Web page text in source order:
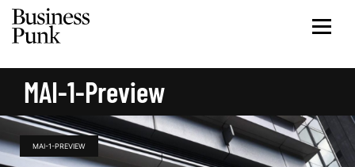
MAI-1-Preview
MAI-1-PREVIEW